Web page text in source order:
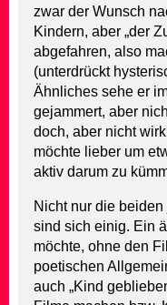
zwar der Wunsch
Kindern, aber „der
abgefahren, also
(unterdrückt
Ähnliches sehe er
gejammert, aber
doch, aber nicht
möchte lieber um
aktiv darum zu
Nicht nur die
sind sich einig. Ein
möchte, ohne den
poetischen
auch „Kind